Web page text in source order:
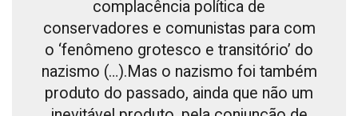
complacência política de
conservadores e comunistas para com
o ‘fenômeno grotesco e transitório’ do
nazismo (…).Mas o nazismo foi também
produto do passado, ainda que não um